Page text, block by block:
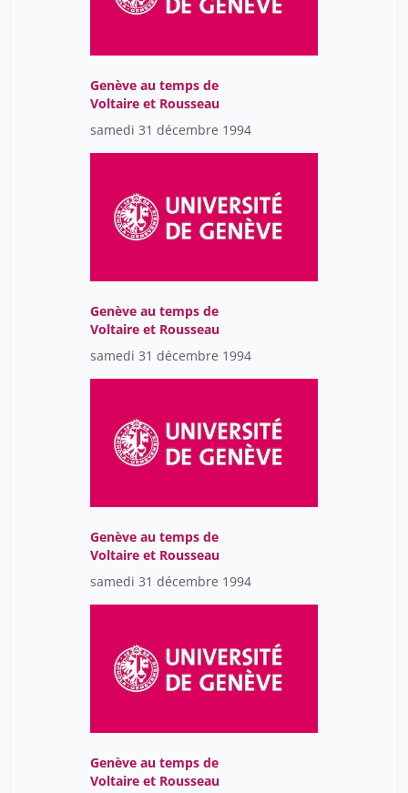
Genève au temps de
Voltaire et Rousseau
samedi 31 décembre 1994
Genève au temps de
Voltaire et Rousseau
samedi 31 décembre 1994
Genève au temps de
Voltaire et Rousseau
samedi 31 décembre 1994
Genève au temps de
Voltaire et Rousseau